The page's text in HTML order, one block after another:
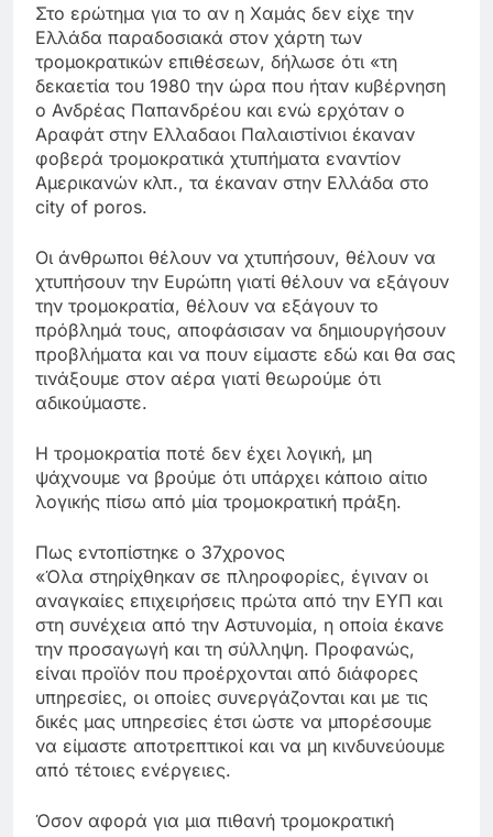
Στο ερώτημα για το αν η Χαμάς δεν είχε την
Ελλάδα παραδοσιακά στον χάρτη των
τρομοκρατικών επιθέσεων, δήλωσε ότι «τη
δεκαετία του 1980 την ώρα που ήταν κυβέρνηση
ο Ανδρέας Παπανδρέου και ενώ ερχόταν ο
Αραφάτ στην Ελλαδαοι Παλαιστίνιοι έκαναν
φοβερά τρομοκρατικά χτυπήματα εναντίον
Αμερικανών κλπ., τα έκαναν στην Ελλάδα στο
city of poros.
Οι άνθρωποι θέλουν να χτυπήσουν, θέλουν να
χτυπήσουν την Ευρώπη γιατί θέλουν να εξάγουν
την τρομοκρατία, θέλουν να εξάγουν το
πρόβλημά τους, αποφάσισαν να δημιουργήσουν
προβλήματα και να πουν είμαστε εδώ και θα σας
τινάξουμε στον αέρα γιατί θεωρούμε ότι
αδικούμαστε.
Η τρομοκρατία ποτέ δεν έχει λογική, μη
ψάχνουμε να βρούμε ότι υπάρχει κάποιο αίτιο
λογικής πίσω από μία τρομοκρατική πράξη.
Πως εντοπίστηκε ο 37χρονος
«Όλα στηρίχθηκαν σε πληροφορίες, έγιναν οι
αναγκαίες επιχειρήσεις πρώτα από την ΕΥΠ και
στη συνέχεια από την Αστυνομία, η οποία έκανε
την προσαγωγή και τη σύλληψη. Προφανώς,
είναι προϊόν που προέρχονται από διάφορες
υπηρεσίες, οι οποίες συνεργάζονται και με τις
δικές μας υπηρεσίες έτσι ώστε να μπορέσουμε
να είμαστε αποτρεπτικοί και να μη κινδυνεύουμε
από τέτοιες ενέργειες.
Όσον αφορά για μια πιθανή τρομοκρατική